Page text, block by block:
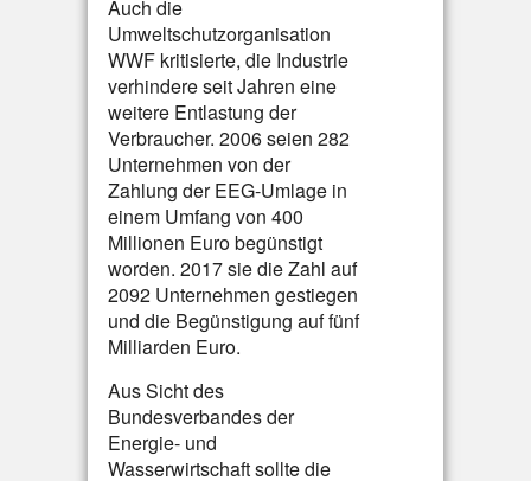
Auch die
Umweltschutzorganisation
WWF kritisierte, die Industrie
verhindere seit Jahren eine
weitere Entlastung der
Verbraucher. 2006 seien 282
Unternehmen von der
Zahlung der EEG-Umlage in
einem Umfang von 400
Millionen Euro begünstigt
worden. 2017 sie die Zahl auf
2092 Unternehmen gestiegen
und die Begünstigung auf fünf
Milliarden Euro.
Aus Sicht des
Bundesverbandes der
Energie- und
Wasserwirtschaft sollte die